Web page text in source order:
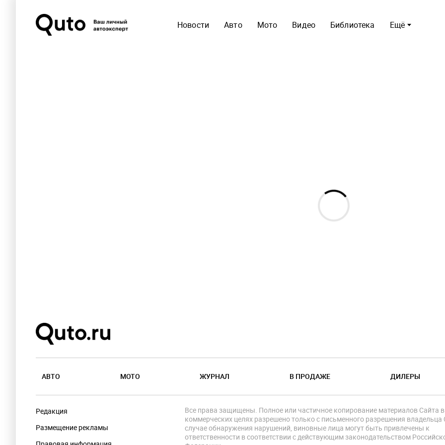
Ещё
Новости Авто Мото Видео Библиотека
АВТО МОТО ЖУРНАЛ В ПРОДАЖЕ ДИЛЕРЫ
Редакция
Размещение рекламы
Все права защищены. Полное или частичное копирование материалов Сайта в
коммерческих целях разрешено только с письменного разрешения владельца
случае обнаружения нарушений, виновные лица могут быть привлечены к
ответственности в соответствии с действующим законодательством